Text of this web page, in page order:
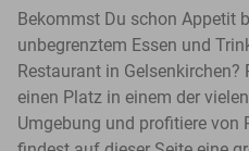
Bekommst Du schon Appetit
unbegrenztem Essen und
Restaurant in Gelsenkirchen?
einen Platz in einem der
Umgebung und profitiere von